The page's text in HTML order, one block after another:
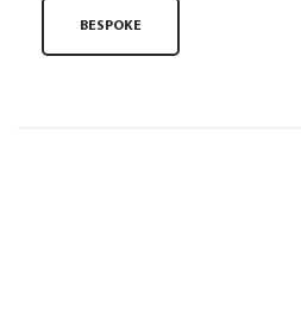
BESPOKE